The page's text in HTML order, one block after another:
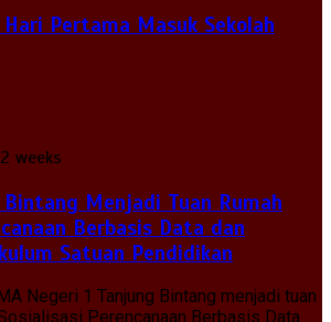
Pertama Masuk Sekolah
2 weeks
Bintang Menjadi Tuan Rumah
Berbasis Data dan
Satuan Pendidikan
Negeri 1 Tanjung Bintang menjadi tuan
Perencanaan Berbasis Data